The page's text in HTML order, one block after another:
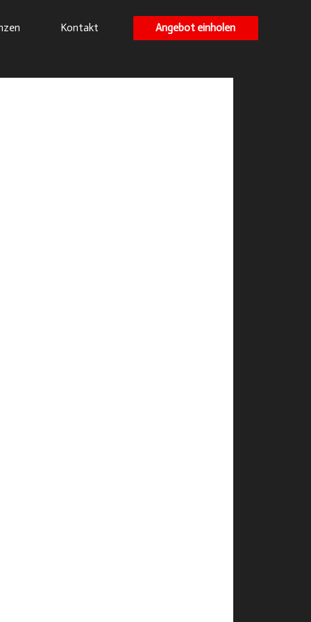
Kontakt Angebot einholen